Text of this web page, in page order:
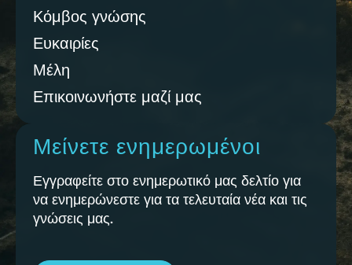
Κόμβος γνώσης
Ευκαιρίες
Μέλη
Επικοινωνήστε μαζί μας
Μείνετε ενημερωμένοι
Εγγραφείτε στο ενημερωτικό μας δελτίο για
να ενημερώνεστε για τα τελευταία νέα και τις
γνώσεις μας.